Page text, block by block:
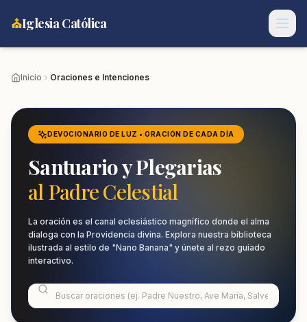
⛪Iglesia Católica
Inicio Oraciones e Intenciones
DEVOCIONARIO DE LUZ • ORACIÓN DE CADA DÍA
Santuario y Plegarias
al Padre Celestial
La oración es el canal eclesiástico magnífico donde el alma
dialoga con la Providencia divina. Explora nuestra biblioteca
ilustrada al estilo de "Nano Banana" y únete al rezo guiado
interactivo.